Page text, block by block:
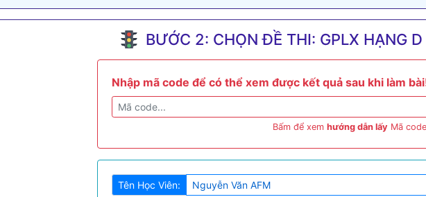
BƯỚC 2: CHỌN ĐỀ THI: GPLX HẠNG D
Nhập mã code để có thể xem được kết quả sau khi làm
Bấm để xem hướng dẫn lấy Mã
Tên Học Viên: